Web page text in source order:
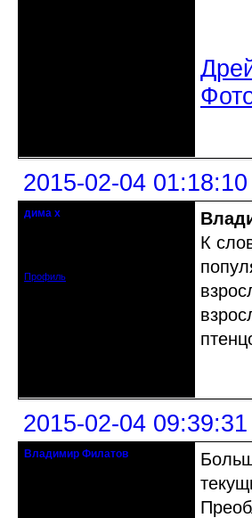
2015-02-04 01:18:10
дима х
Профиль
К
2015-02-04 09:39:31
Владимир Филатов